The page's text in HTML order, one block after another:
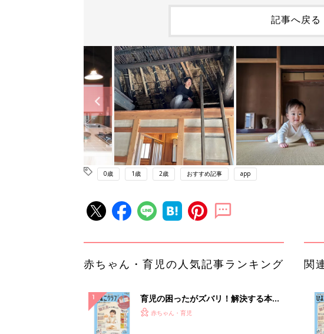
記事へ戻る
0歳 1歳 2歳 おすすめ記事 app
赤ちゃん・育児の人気記事ランキング
育児の困ったがズバリ！解決する本
『ひよこクラブ 秋号』 4カ月～2才
赤ちゃん・育児
関